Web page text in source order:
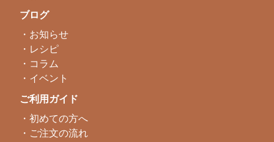
ブログ
・お知らせ
・レシピ
・コラム
・イベント
ご利用ガイド
・初めての方へ
・ご注文の流れ